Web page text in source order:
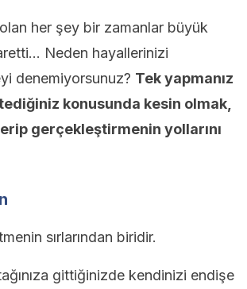
her şey bir zamanlar büyük
Neden hayallerinizi
denemiyorsunuz? Tek yapmanız
konusunda kesin olmak,
gerçekleştirmenin yollarını
sırlarından biridir.
gittiğinizde kendinizi endişe